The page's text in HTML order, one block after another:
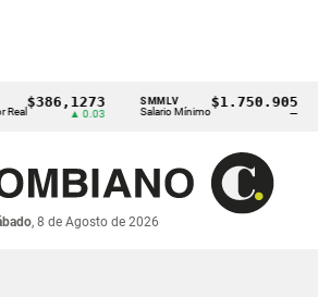
$386,1273
▲ 0.03
SMMLV
Salario Mínimo
$1.750.905
, 8 de Agosto de 2026